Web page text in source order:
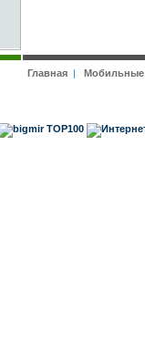
Главная|